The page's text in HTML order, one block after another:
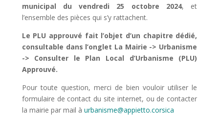
municipal du vendredi 25 octobre 2024, et
l’ensemble des pièces qui s’y rattachent.
Le PLU approuvé fait l’objet d’un chapitre dédié,
consultable dans l’onglet La Mairie -> Urbanisme
-> Consulter le Plan Local d’Urbanisme (PLU)
Approuvé.
Pour toute question, merci de bien vouloir utiliser le
formulaire de contact du site internet, ou de contacter
la mairie par mail à urbanisme@appietto.corsica